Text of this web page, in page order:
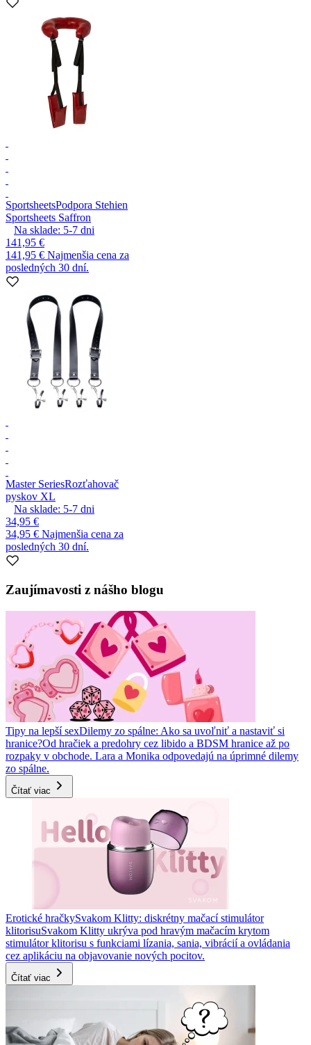
SportsheetsPodpora Stehien
Sportsheets Saffron
Na sklade: 5-7 dni
141,95 €
141,95 € Najmenšia cena za
posledných 30 dní.
Master SeriesRozťahovač
pyskov XL
Na sklade: 5-7 dni
34,95 €
34,95 € Najmenšia cena za
posledných 30 dní.
Zaujímavosti z nášho blogu
Tipy na lepší sexDilemy zo spálne: Ako sa uvoľniť a nastaviť si
hranice?Od hračiek a predohry cez libido a BDSM hranice až po
rozpaky v obchode. Lara a Monika odpovedajú na úprimné dilemy
zo spálne.
Čítať viac
Erotické hračkySvakom Klitty: diskrétny mačací stimulátor
klitorisuSvakom Klitty ukrýva pod hravým mačacím krytom
stimulátor klitorisu s funkciami lízania, sania, vibrácií a ovládania
cez aplikáciu na objavovanie nových pocitov.
Čítať viac